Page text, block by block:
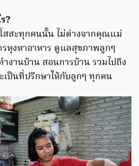
?
สะทุกคนนั้น ไม่ต่างจากคุณแม่
รหุงหาอาหาร ดูแลสุขภาพลูกๆ
งานบ้าน สอนการบ้าน รวมไปถึง
เป็นที่ปรึกษาให้กับลูกๆ ทุกคน